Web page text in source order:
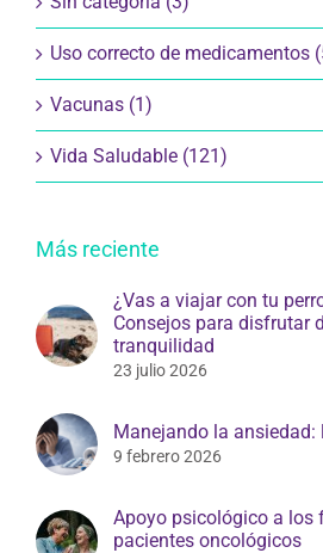
Uso correcto de medicamentos
Vacunas (1)
Vida Saludable (121)
Más reciente
¿Vas a viajar con tu
Consejos para disfrutar
tranquilidad
23 julio 2026
Manejando la
9 febrero 2026
Apoyo psicológico a los
pacientes oncológicos